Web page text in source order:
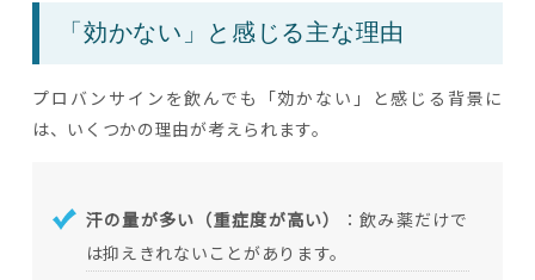
「効かない」と感じる主な理由
プロバンサインを飲んでも「効かない」と感じる背景に
は、いくつかの理由が考えられます。
汗の量が多い（重症度が高い）
：飲み薬だけで
は抑えきれないことがあります。